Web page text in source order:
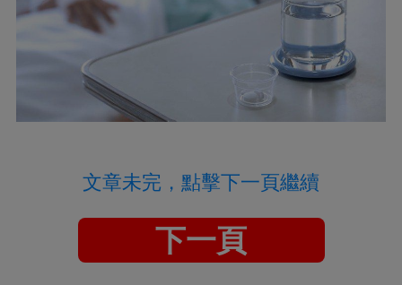
文章未完，點擊下一頁繼續
下一頁